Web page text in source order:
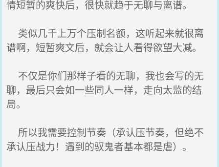
情短暂的爽快后，很快就趋于无聊与离谱。
类似几千上万个压制名额，这听起来就很离
谱啊，短暂爽文后，就会让人看得欲望大减。
不仅是你们那样子看的无聊，我也会写的无
聊，最后只会如一些同人一样，走向太监的结
局。
所以我需要控制节奏（承认压节奏，但绝不
承认压战力！遇到的驭鬼者基本都是虐）。